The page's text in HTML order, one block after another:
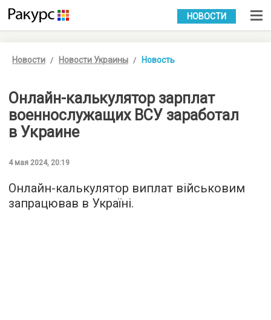
УКР РУС
НОВОСТИ
Новости Новости Украины Новость
Онлайн-калькулятор зарплат
военнослужащих ВСУ заработал
в Украине
4 мая 2024, 20:19
Онлайн-калькулятор виплат військовим
запрацював в Україні.